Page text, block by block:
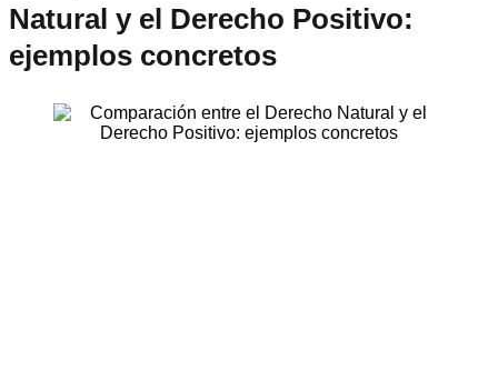
Natural y el Derecho Positivo:
ejemplos concretos